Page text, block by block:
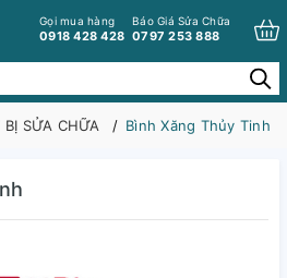
Gọi mua hàng
0918 428 428
Báo Giá Sửa Chữa
0797 253 888
BỊ SỬA CHỮA Bình Xăng Thủy Tinh